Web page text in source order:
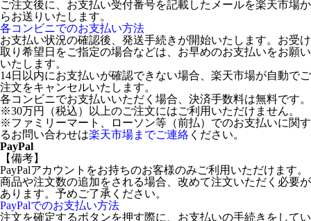
ご注文後に、お支払い受付番号を記載したメールを楽天市場か
らお送りいたします。
各コンビニでのお支払い方法
お支払い状況の確認後、発送手続きが開始いたします。お受け
取り希望日をご指定の場合などは、お早めのお支払いをお願い
いたします。
14日以内にお支払いが確認できない場合、楽天市場が自動でご
注文をキャンセルいたします。
各コンビニでお支払いいただく場合、決済手数料は無料です。
※30万円（税込）以上のご注文にはご利用いただけません。
※ファミリーマート、ローソン等（前払）でのお支払いに関す
るお問い合わせは楽天市場までご連絡 ください。
PayPal
【備考】
PayPalアカウントをお持ちのお客様のみご利用いただけます。
商品や注文数の追加をされる場合、改めて注文いただく必要が
あります。予めご了承ください。
PayPalでのお支払い方法
注文を確定するボタンを押す際に、お支払いの手続きをしてい